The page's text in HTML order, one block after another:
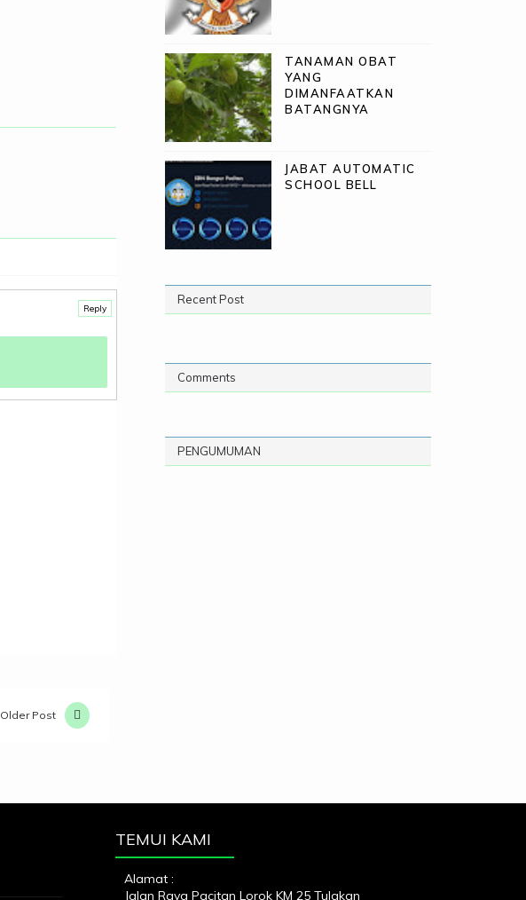
Reply
Older Post
TANAMAN OBAT
YANG
DIMANFAATKAN
BATANGNYA
JABAT AUTOMATIC
SCHOOL BELL
Recent Post
Comments
PENGUMUMAN
TEMUI KAMI
Alamat :
Jalan Raya Pacitan Lorok KM 25 Tulakan